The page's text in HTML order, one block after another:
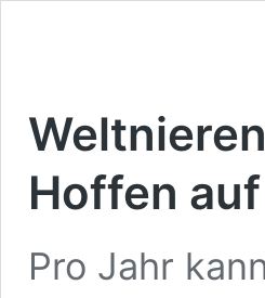
Hoffen
Pro Jahr